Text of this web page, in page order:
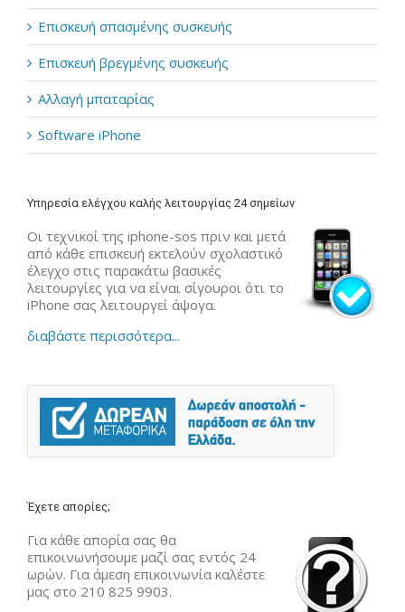
Επισκευή σπασμένης συσκευής
Επισκευή βρεγμένης συσκευής
Αλλαγή μπαταρίας
Software iPhone
Υπηρεσία ελέγχου καλής λειτουργίας 24 σημείων
Οι τεχνικοί της iphone-sos πριν και μετά
από κάθε επισκευή εκτελούν σχολαστικό
έλεγχο στις παρακάτω βασικές
λειτουργίες για να είναι σίγουροι ότι το
iPhone σας λειτουργεί άψογα.
διαβάστε περισσότερα...
Έχετε απορίες;
Για κάθε απορία σας θα
επικοινωνήσουμε μαζί σας εντός 24
ωρών. Για άμεση επικοινωνία καλέστε
μας στο 210 825 9903.